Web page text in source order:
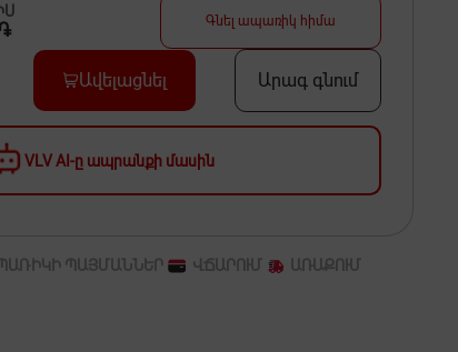
VLV AI-ը ապրանքի մասին
Գնել ապառիկ հիմա
Ավելացնել Արագ գնում
ՊԱՅՄԱՆՆԵՐ ՎՃԱՐՈՒՄ ԱՌԱՔՈՒՄ